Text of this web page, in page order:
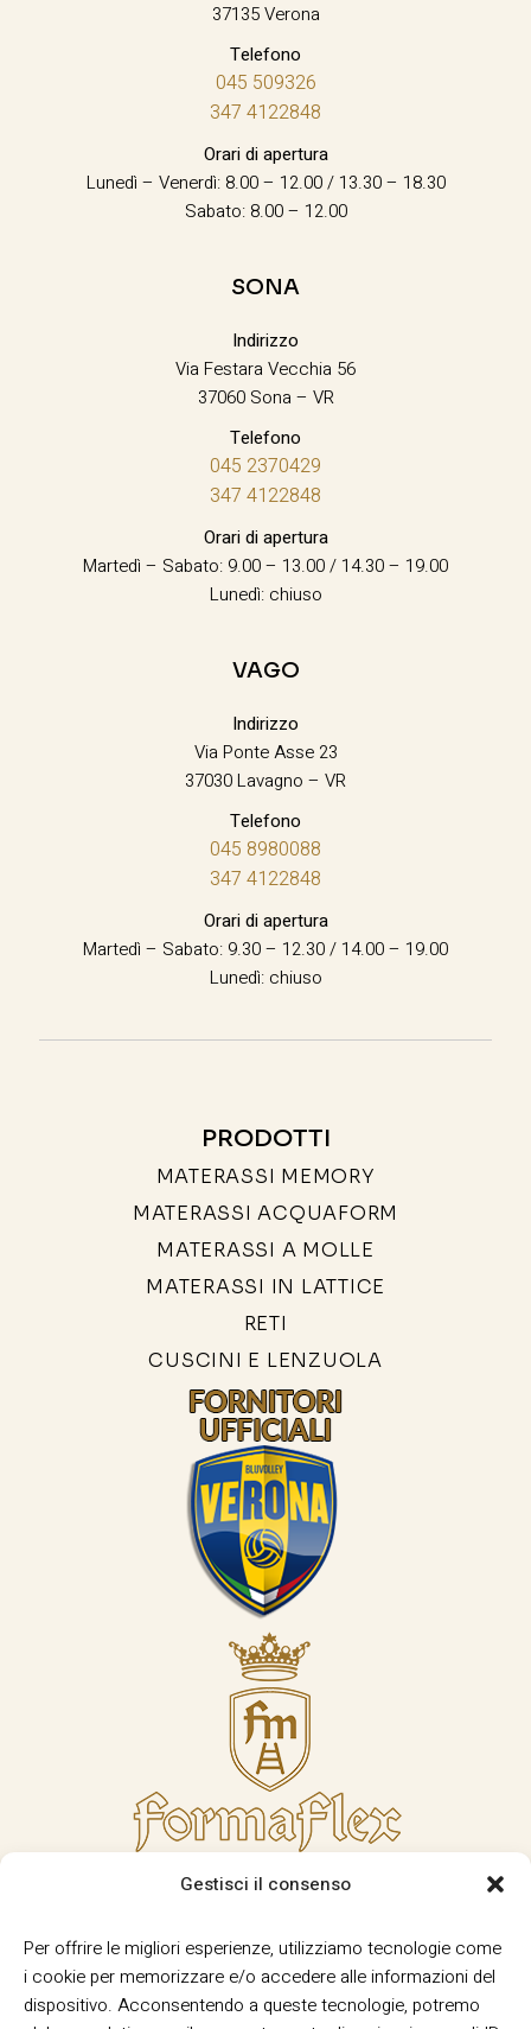
Gestisci il consenso
Per offrire le migliori esperienze, utilizziamo tecnologie come
i cookie per memorizzare e/o accedere alle informazioni del
dispositivo. Acconsentendo a queste tecnologie, potremo
37135 Verona
Telefono
045 509326
347 4122848
Orari di apertura
Lunedì – Venerdì: 8.00 – 12.00 / 13.30 – 18.30
Sabato: 8.00 – 12.00
SONA
Indirizzo
Via Festara Vecchia 56
37060 Sona – VR
Telefono
045 2370429
347 4122848
Orari di apertura
Martedì – Sabato: 9.00 – 13.00 / 14.30 – 19.00
Lunedì: chiuso
VAGO
Indirizzo
Via Ponte Asse 23
37030 Lavagno – VR
Telefono
045 8980088
347 4122848
Orari di apertura
Martedì – Sabato: 9.30 – 12.30 / 14.00 – 19.00
Lunedì: chiuso
PRODOTTI
MATERASSI MEMORY
MATERASSI ACQUAFORM
MATERASSI A MOLLE
MATERASSI IN LATTICE
RETI
CUSCINI E LENZUOLA